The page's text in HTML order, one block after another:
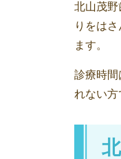
北山茂野
りをは
ます。
診療時間
れない方